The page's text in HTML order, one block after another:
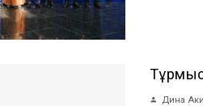
Дина